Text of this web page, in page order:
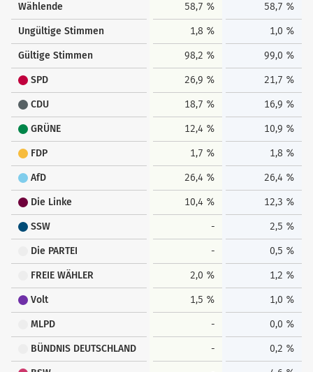
Wählende 58,7 % 58,7 %
Ungültige Stimmen 1,8 % 1,0 %
Gültige Stimmen 98,2 % 99,0 %
SPD 26,9 % 21,7 %
CDU 18,7 % 16,9 %
GRÜNE 12,4 % 10,9 %
FDP 1,7 % 1,8 %
AfD 26,4 % 26,4 %
Die Linke 10,4 % 12,3 %
SSW - 2,5 %
Die PARTEI - 0,5 %
FREIE WÄHLER 2,0 % 1,2 %
Volt 1,5 % 1,0 %
MLPD - 0,0 %
BÜNDNIS DEUTSCHLAND - 0,2 %